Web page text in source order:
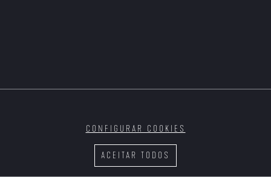
ACEITAR TODOS
CONFIGURAR COOKIES
(2025)